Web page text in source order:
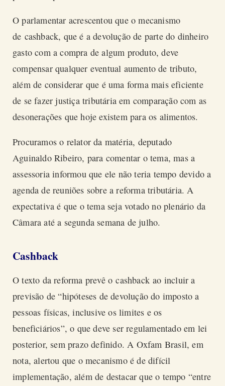
O parlamentar acrescentou que o mecanismo
de cashback, que é a devolução de parte do dinheiro
gasto com a compra de algum produto, deve
compensar qualquer eventual aumento de tributo,
além de considerar que é uma forma mais eficiente
de se fazer justiça tributária em comparação com as
desonerações que hoje existem para os alimentos.
Procuramos o relator da matéria, deputado
Aguinaldo Ribeiro, para comentar o tema, mas a
assessoria informou que ele não teria tempo devido a
agenda de reuniões sobre a reforma tributária. A
expectativa é que o tema seja votado no plenário da
Câmara até a segunda semana de julho.
Cashback
O texto da reforma prevê ocashback ao incluir a
previsão de “hipóteses de devolução do imposto a
pessoas físicas, inclusive os limites e os
beneficiários”, o que deve ser regulamentado em lei
posterior, sem prazo definido. A Oxfam Brasil, em
nota, alertou que o mecanismo é de difícil
implementação, além de destacar que o tempo “entre